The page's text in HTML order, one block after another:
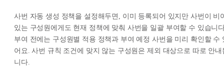
사번 자동 생성 정책을 설정해두면, 이미 등록되어 있지만 사번이 비
있는 구성원에게도 현재 정책에 맞춰 사번을 일괄 부여할 수 있습니
부여 전에는 구성원별 적용 정책과 부여 예정 사번을 미리 확인할 수
어요. 사번 규칙 조건에 맞지 않는 구성원은 제외 대상으로 따로 안내
니다.